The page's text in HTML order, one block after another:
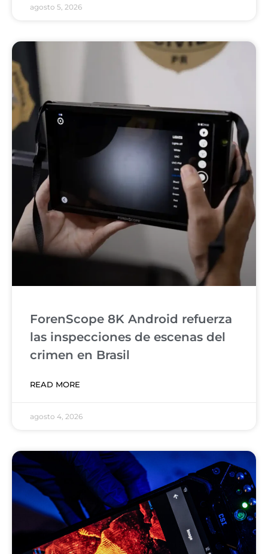
agosto 5, 2026
ForenScope 8K Android refuerza
las inspecciones de escenas del
crimen en Brasil
READ MORE
agosto 4, 2026